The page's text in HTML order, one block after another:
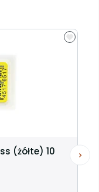
(żółte) 10